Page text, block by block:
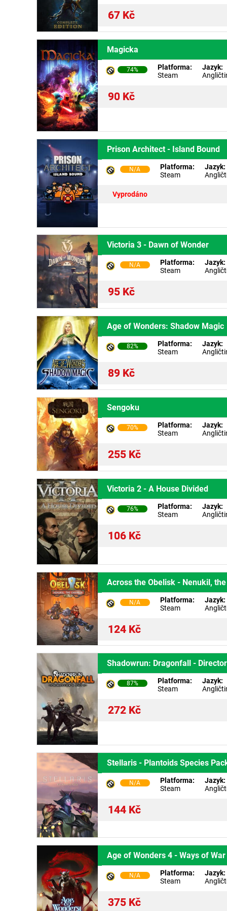
67 Kč
Magicka
74%
Platforma:
Steam
Jazyk:
90 Kč
Prison Architect - Island Bound
N/A
Platforma:
Steam
Jazyk:
Vyprodáno
Victoria 3 - Dawn of Wonder
N/A
Platforma:
Steam
Jazyk:
95 Kč
Age of Wonders: Shadow Magic
82%
Platforma:
Steam
Jazyk:
89 Kč
Sengoku
70%
Platforma:
Steam
Jazyk:
255 Kč
Victoria 2 - A House Divided
76%
Platforma:
Steam
Jazyk:
106 Kč
Across the Obelisk - Nenukil,
N/A
Platforma:
Steam
Jazyk:
124 Kč
Shadowrun: Dragonfall -
87%
Platforma:
Steam
Jazyk:
272 Kč
Stellaris - Plantoids Species
N/A
Platforma:
Steam
Jazyk:
144 Kč
Age of Wonders 4 - Ways of War
N/A
Platforma:
Steam
Jazyk:
375 Kč